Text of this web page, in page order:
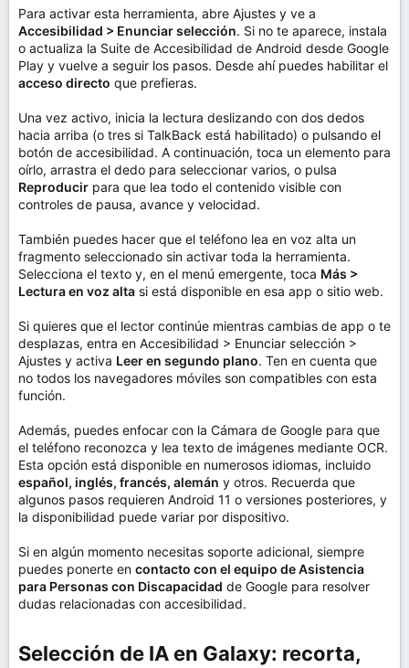
Para activar esta herramienta, abre Ajustes y ve a
Accesibilidad > Enunciar selección. Si no te aparece, instala
o actualiza la Suite de Accesibilidad de Android desde Google
Play y vuelve a seguir los pasos. Desde ahí puedes habilitar el
acceso directo que prefieras.
Una vez activo, inicia la lectura deslizando con dos dedos
hacia arriba (o tres si TalkBack está habilitado) o pulsando el
botón de accesibilidad. A continuación, toca un elemento para
oírlo, arrastra el dedo para seleccionar varios, o pulsa
Reproducir para que lea todo el contenido visible con
controles de pausa, avance y velocidad.
También puedes hacer que el teléfono lea en voz alta un
fragmento seleccionado sin activar toda la herramienta.
Selecciona el texto y, en el menú emergente, toca Más >
Lectura en voz alta si está disponible en esa app o sitio web.
Si quieres que el lector continúe mientras cambias de app o te
desplazas, entra en Accesibilidad > Enunciar selección >
Ajustes y activa Leer en segundo plano. Ten en cuenta que
no todos los navegadores móviles son compatibles con esta
función.
Además, puedes enfocar con la Cámara de Google para que
el teléfono reconozca y lea texto de imágenes mediante OCR.
Esta opción está disponible en numerosos idiomas, incluido
español, inglés, francés, alemán y otros. Recuerda que
algunos pasos requieren Android 11 o versiones posteriores, y
la disponibilidad puede variar por dispositivo.
Si en algún momento necesitas soporte adicional, siempre
puedes ponerte en contacto con el equipo de Asistencia
para Personas con Discapacidad de Google para resolver
dudas relacionadas con accesibilidad.
Selección de IA en Galaxy: recorta,